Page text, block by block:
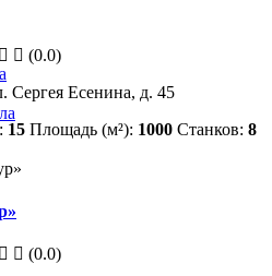
(0.0)
Сергея Есенина, д. 45
15 Площадь (м²): 1000 Станков: 8
(0.0)